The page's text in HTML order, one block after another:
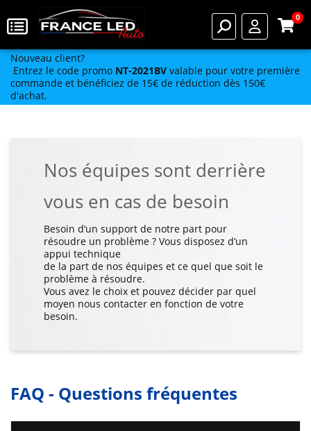
0
Nouveau client?
Entrez le code promo NT-2021BV valable pour votre première
commande et bénéficiez de 15€ de réduction dès 150€
d'achat.
Nos équipes sont derrière
vous en cas de besoin
Besoin d’un support de notre part pour
résoudre un problème ? Vous disposez d’un
appui technique
de la part de nos équipes et ce quel que soit le
problème à résoudre.
Vous avez le choix et pouvez décider par quel
moyen nous contacter en fonction de votre
besoin.
FAQ - Questions fréquentes